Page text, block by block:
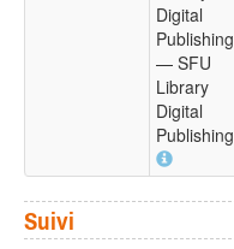
Digital
Publishing
— SFU
Library
Digital
Publishing
Suivi